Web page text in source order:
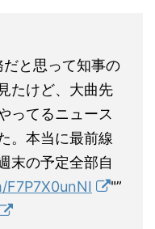
と思って知事の
たけど、大曲先
ってるニュース
。本当に最前線
末の予定全部自
"”